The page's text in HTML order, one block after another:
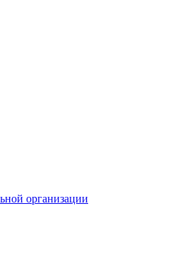
организации